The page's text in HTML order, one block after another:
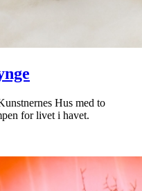
Hus med to
for livet i havet.